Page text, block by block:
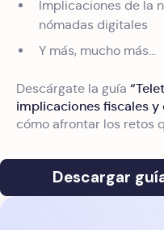
Implicaciones de la
nómadas digitales
Y más, mucho más...
Descárgate la guía
implicaciones fiscales y
cómo afrontar los retos
Descargar